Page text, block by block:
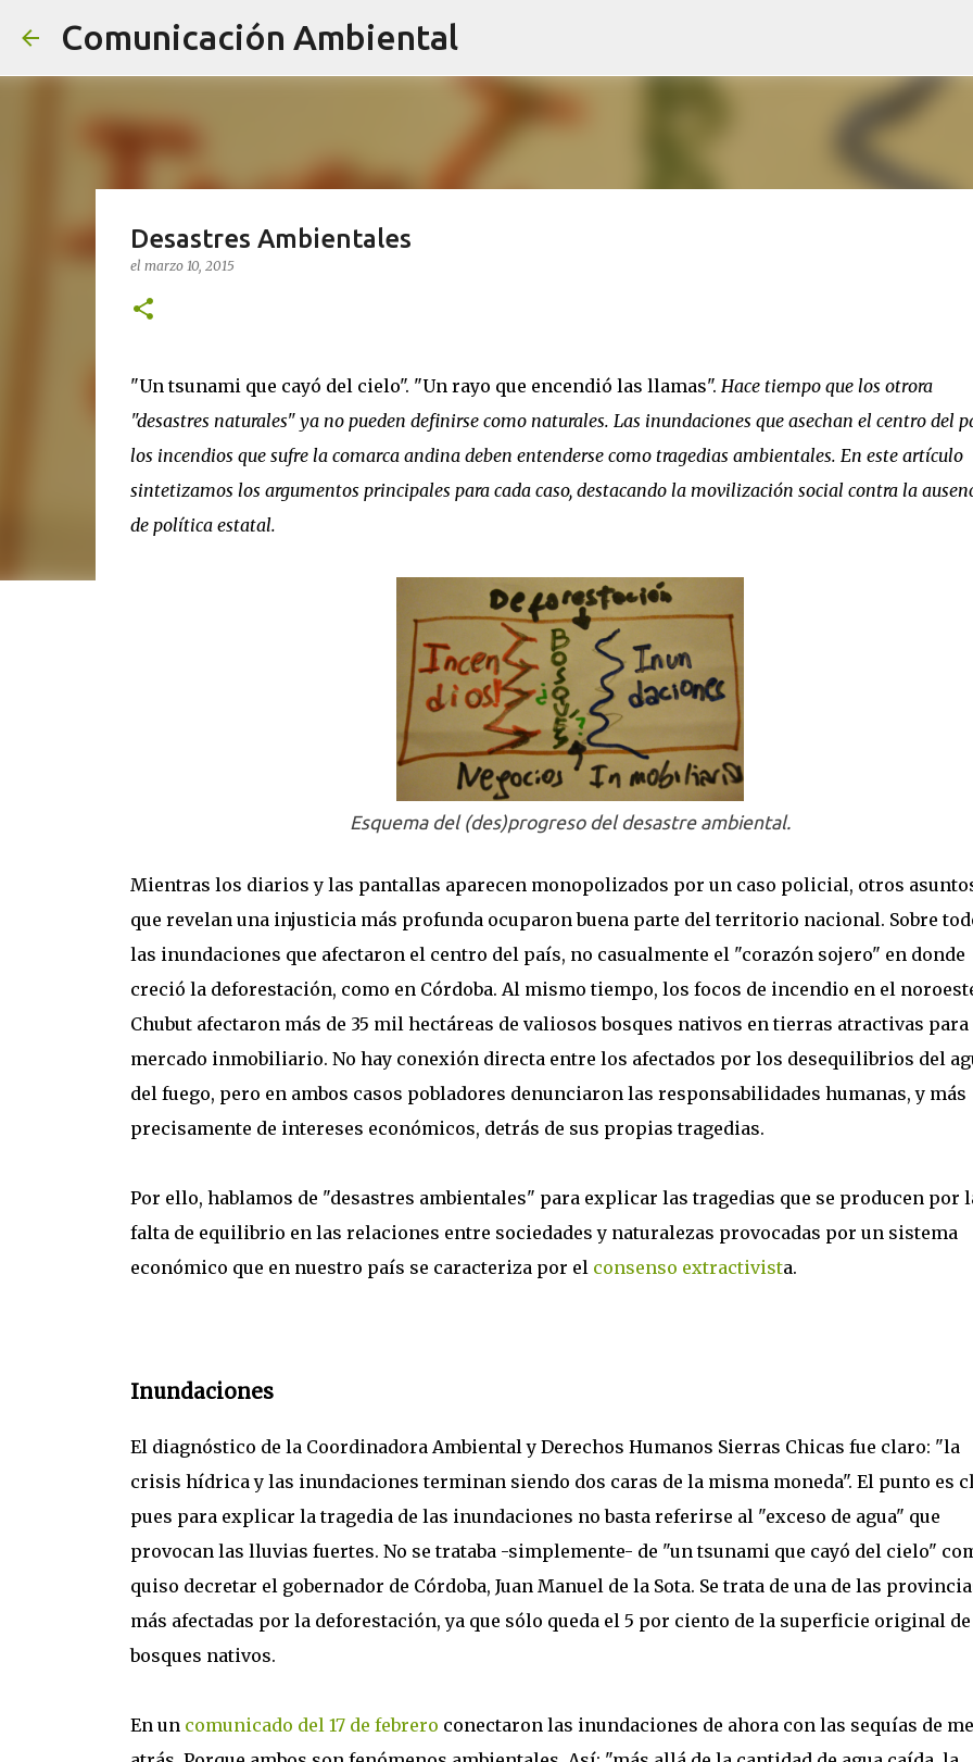
Comunicación Ambiental
Desastres Ambientales
el marzo 10, 2015
"Un tsunami que cayó del cielo". "Un rayo que encendió las llamas". Hace tiempo que los otrora
"desastres naturales" ya no pueden definirse como naturales. Las inundaciones que asechan el centro del
los incendios que sufre la comarca andina deben entenderse como tragedias ambientales. En este artículo
sintetizamos los argumentos principales para cada caso, destacando la movilización social contra la
de política estatal.
Esquema del (des)progreso del desastre ambiental.
Mientras los diarios y las pantallas aparecen monopolizados por un caso policial, otros
que revelan una injusticia más profunda ocuparon buena parte del territorio nacional. Sobre
las inundaciones que afectaron el centro del país, no casualmente el "corazón sojero" en donde
creció la deforestación, como en Córdoba. Al mismo tiempo, los focos de incendio en el
Chubut afectaron más de 35 mil hectáreas de valiosos bosques nativos en tierras atractivas para
mercado inmobiliario. No hay conexión directa entre los afectados por los desequilibrios del
del fuego, pero en ambos casos pobladores denunciaron las responsabilidades humanas, y más
precisamente de intereses económicos, detrás de sus propias tragedias.
Por ello, hablamos de "desastres ambientales" para explicar las tragedias que se producen por
falta de equilibrio en las relaciones entre sociedades y naturalezas provocadas por un sistema
económico que en nuestro país se caracteriza por el consenso extractivista.
Inundaciones
El diagnóstico de la Coordinadora Ambiental y Derechos Humanos Sierras Chicas fue claro: "la
crisis hídrica y las inundaciones terminan siendo dos caras de la misma moneda". El punto es
pues para explicar la tragedia de las inundaciones no basta referirse al "exceso de agua" que
provocan las lluvias fuertes. No se trataba -simplemente- de "un tsunami que cayó del cielo"
quiso decretar el gobernador de Córdoba, Juan Manuel de la Sota. Se trata de una de las
más afectadas por la deforestación, ya que sólo queda el 5 por ciento de la superficie original de
bosques nativos.
En un comunicado del 17 de febrero conectaron las inundaciones de ahora con las sequías de